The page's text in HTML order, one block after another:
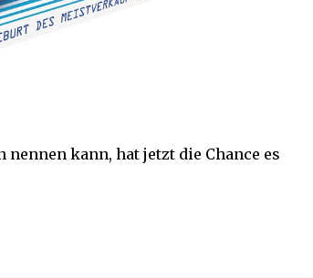
nennen kann, hat jetzt die Chance es